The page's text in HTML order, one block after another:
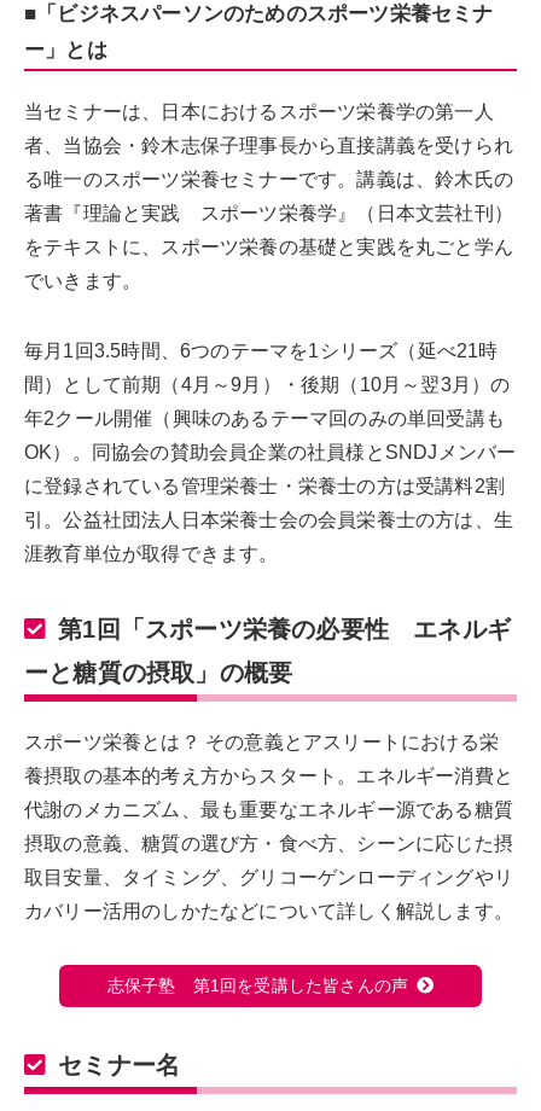
■「ビジネスパーソンのためのスポーツ栄養セミナ
ー」とは
当セミナーは、日本におけるスポーツ栄養学の第一人
者、当協会・鈴木志保子理事長から直接講義を受けられ
る唯一のスポーツ栄養セミナーです。講義は、鈴木氏の
著書『理論と実践 スポーツ栄養学』（日本文芸社刊）
をテキストに、スポーツ栄養の基礎と実践を丸ごと学ん
でいきます。
毎月1回3.5時間、6つのテーマを1シリーズ（延べ21時
間）として前期（4月～9月）・後期（10月～翌3月）の
年2クール開催（興味のあるテーマ回のみの単回受講も
OK）。同協会の賛助会員企業の社員様とSNDJメンバー
に登録されている管理栄養士・栄養士の方は受講料2割
引。公益社団法人日本栄養士会の会員栄養士の方は、生
涯教育単位が取得できます。
第1回「スポーツ栄養の必要性 エネルギ
ーと糖質の摂取」の概要
スポーツ栄養とは？ その意義とアスリートにおける栄
養摂取の基本的考え方からスタート。エネルギー消費と
代謝のメカニズム、最も重要なエネルギー源である糖質
摂取の意義、糖質の選び方・食べ方、シーンに応じた摂
取目安量、タイミング、グリコーゲンローディングやリ
カバリー活用のしかたなどについて詳しく解説します。
志保子塾 第1回を受講した皆さんの声
セミナー名